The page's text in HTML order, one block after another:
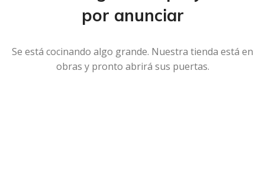
por anunciar
Se está cocinando algo grande. Nuestra tienda está en
obras y pronto abrirá sus puertas.